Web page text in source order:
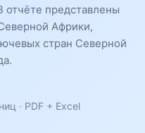
отчёте представлены
Африки,
стран Северной
· PDF + Excel